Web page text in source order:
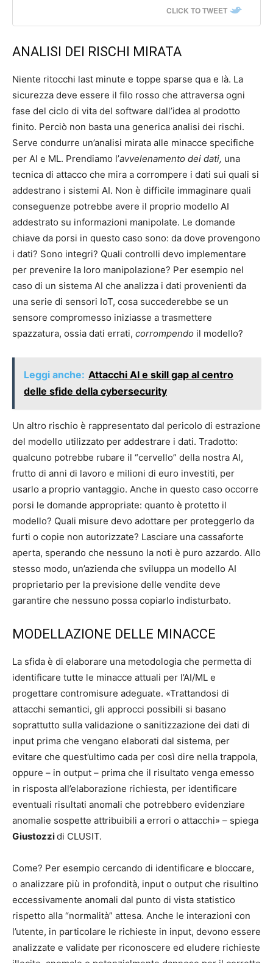
CLICK TO TWEET
ANALISI DEI RISCHI MIRATA
Niente ritocchi last minute e toppe sparse qua e là. La
sicurezza deve essere il filo rosso che attraversa ogni
fase del ciclo di vita del software dall’idea al prodotto
finito. Perciò non basta una generica analisi dei rischi.
Serve condurre un’analisi mirata alle minacce specifiche
per AI e ML. Prendiamo l’avvelenamento dei dati, una
tecnica di attacco che mira a corrompere i dati sui quali si
addestrano i sistemi AI. Non è difficile immaginare quali
conseguenze potrebbe avere il proprio modello AI
addestrato su informazioni manipolate. Le domande
chiave da porsi in questo caso sono: da dove provengono
i dati? Sono integri? Quali controlli devo implementare
per prevenire la loro manipolazione? Per esempio nel
caso di un sistema AI che analizza i dati provenienti da
una serie di sensori IoT, cosa succederebbe se un
sensore compromesso iniziasse a trasmettere
spazzatura, ossia dati errati, corrompendo il modello?
Leggi anche: Attacchi AI e skill gap al centro
delle sfide della cybersecurity
Un altro rischio è rappresentato dal pericolo di estrazione
del modello utilizzato per addestrare i dati. Tradotto:
qualcuno potrebbe rubare il “cervello” della nostra AI,
frutto di anni di lavoro e milioni di euro investiti, per
usarlo a proprio vantaggio. Anche in questo caso occorre
porsi le domande appropriate: quanto è protetto il
modello? Quali misure devo adottare per proteggerlo da
furti o copie non autorizzate? Lasciare una cassaforte
aperta, sperando che nessuno la noti è puro azzardo. Allo
stesso modo, un’azienda che sviluppa un modello AI
proprietario per la previsione delle vendite deve
garantire che nessuno possa copiarlo indisturbato.
MODELLAZIONE DELLE MINACCE
La sfida è di elaborare una metodologia che permetta di
identificare tutte le minacce attuali per l’AI/ML e
progettare contromisure adeguate. «Trattandosi di
attacchi semantici, gli approcci possibili si basano
soprattutto sulla validazione o sanitizzazione dei dati di
input prima che vengano elaborati dal sistema, per
evitare che quest’ultimo cada per così dire nella trappola,
oppure – in output – prima che il risultato venga emesso
in risposta all’elaborazione richiesta, per identificare
eventuali risultati anomali che potrebbero evidenziare
anomalie sospette attribuibili a errori o attacchi» – spiega
Giustozzidi CLUSIT.
Come? Per esempio cercando di identificare e bloccare,
o analizzare più in profondità, input o output che risultino
eccessivamente anomali dal punto di vista statistico
rispetto alla “normalità” attesa. Anche le interazioni con
l’utente, in particolare le richieste in input, devono essere
analizzate e validate per riconoscere ed eludere richieste